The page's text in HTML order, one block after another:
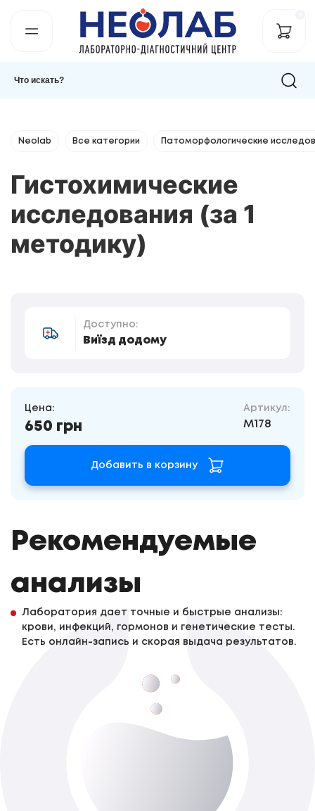
Neolab Все категории Патоморфологические
Гистохимические
исследования (за 1
методику)
Доступно:
Виїзд додому
Цена:
650 грн
Артикул:
M178
Добавить в корзину
Рекомендуемые
анализы
Лаборатория дает точные и быстрые анализы:
крови, инфекций, гормонов и генетические тесты.
Есть онлайн-запись и скорая выдача результатов.